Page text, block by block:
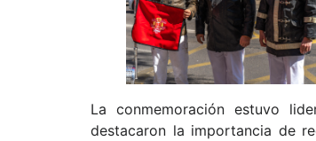
La conmemoración estuvo
destacaron la importancia de